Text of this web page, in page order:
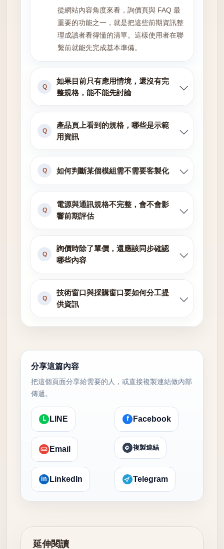
從網站內容角度來看，詢價頁與 FAQ 最
重要的功能之一，就是把這些前期資訊整
理成讀者看得懂的清單。這樣使用者在聯
繫前就能先完成基本準備。
Q
如果目前只有應用情境，還沒有完
整規格，能不能先討論
Q
產品頁上看到的規格，哪些是示範
用資訊
Q 如何判斷某個模組需不需要客製化
Q
電源與通訊規格不完整，會不會影
響前期評估
Q
詢價時除了單價，還應該同步確認
哪些內容
Q
技術窗口與採購窗口要如何分工提
供資訊
分享這篇內容
把這個頁面分享給需要的人，或直接複製連結做內部
傳遞。
L LINE f Facebook
Email 複製連結
in LinkedIn Telegram
延伸閱讀